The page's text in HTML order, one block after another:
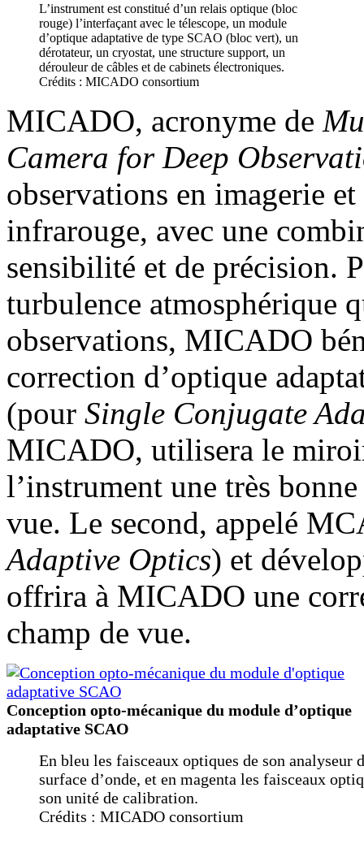
L’instrument est constitué d’un relais optique (bloc
rouge) l’interfaçant avec le télescope, un module
d’optique adaptative de type SCAO (bloc vert), un
dérotateur, un cryostat, une structure support, un
dérouleur de câbles et de cabinets électroniques.
Crédits : MICADO consortium
MICADO, acronyme de
Camera for Deep
observations en imagerie
infrarouge, avec une
sensibilité et de précision.
turbulence atmosphérique
observations, MICADO
correction d’optique
(pour Single Conjugate
MICADO, utilisera le
l’instrument une très
vue. Le second, appelé
Adaptive Optics) et
offrira à MICADO une
champ de vue.
Conception opto-mécanique du module d’optique
adaptative SCAO
En bleu les faisceaux optiques de son analyseur
surface d’onde, et en magenta les faisceaux
son unité de calibration.
Crédits : MICADO consortium